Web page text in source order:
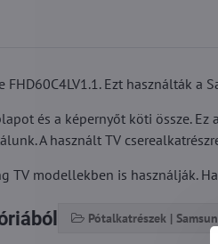
Ezt használták a
és a képernyőt köti össze.
A használt TV
TV modellekben is használják.
Pótalkatrészek |